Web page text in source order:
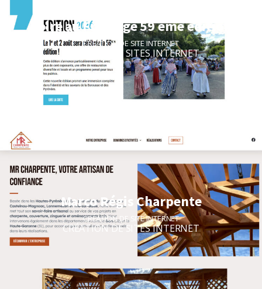
Foire au Fromage 59 ème édition
CRÉATION DE SITE INTERNET
CRÉATION DE SITES INTERNET
Marco Régis Charpente
CRÉATION DE SITE INTERNET
CRÉATION DE SITES INTERNET